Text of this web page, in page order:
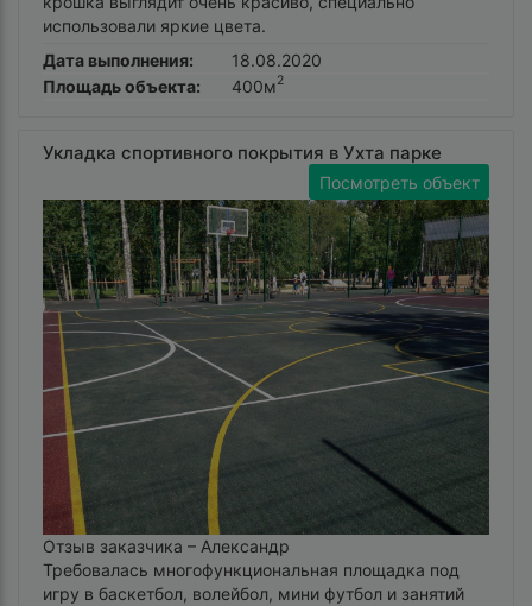
использовали яркие цвета.
Дата выполнения:
18.08.2020
Площадь объекта:
400м2
Укладка спортивного покрытия в Ухта парке
Посмотреть объект
Отзыв заказчика – Александр
Требовалась многофункциональная площадка под
игру в баскетбол, волейбол, мини футбол и занятий